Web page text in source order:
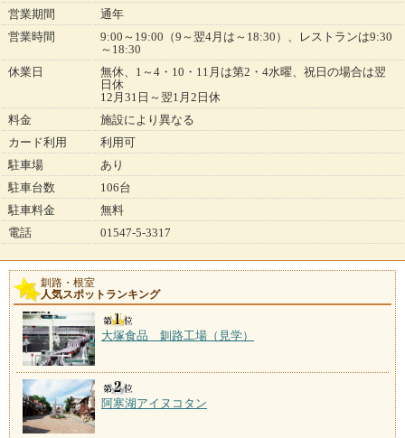
営業期間
通年
営業時間
9:00～19:00（9～翌4月は～18:30）、レストランは9:30
～18:30
休業日
無休、1～4・10・11月は第2・4水曜、祝日の場合は翌
日休
12月31日～翌1月2日休
料金
施設により異なる
カード利用
利用可
駐車場
あり
駐車台数
106台
駐車料金
無料
電話
01547-5-3317
釧路・根室
人気スポットランキング
大塚食品 釧路工場（見学）
阿寒湖アイヌコタン